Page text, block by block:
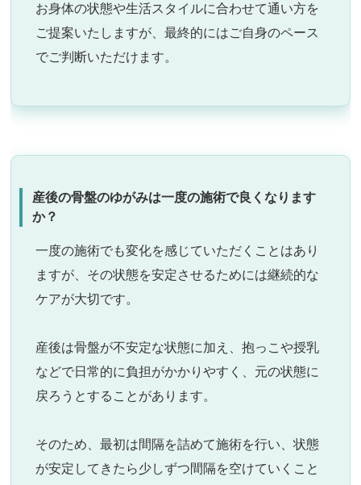
お身体の状態や生活スタイルに合わせて通い方を
ご提案いたしますが、最終的にはご自身のペース
でご判断いただけます。
産後の骨盤のゆがみは一度の施術で良くなります
か？
一度の施術でも変化を感じていただくことはあり
ますが、その状態を安定させるためには継続的な
ケアが大切です。
産後は骨盤が不安定な状態に加え、抱っこや授乳
などで日常的に負担がかかりやすく、元の状態に
戻ろうとすることがあります。
そのため、最初は間隔を詰めて施術を行い、状態
が安定してきたら少しずつ間隔を空けていくこと